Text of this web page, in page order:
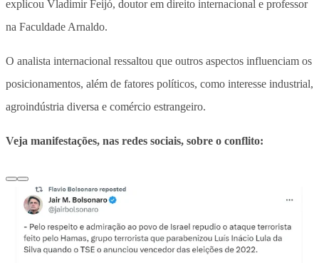
explicou Vladimir Feijó, doutor em direito internacional e professor
na Faculdade Arnaldo.
O analista internacional ressaltou que outros aspectos influenciam os
posicionamentos, além de fatores políticos, como interesse industrial,
agroindústria diversa e comércio estrangeiro.
Veja manifestações, nas redes sociais, sobre o conflito: